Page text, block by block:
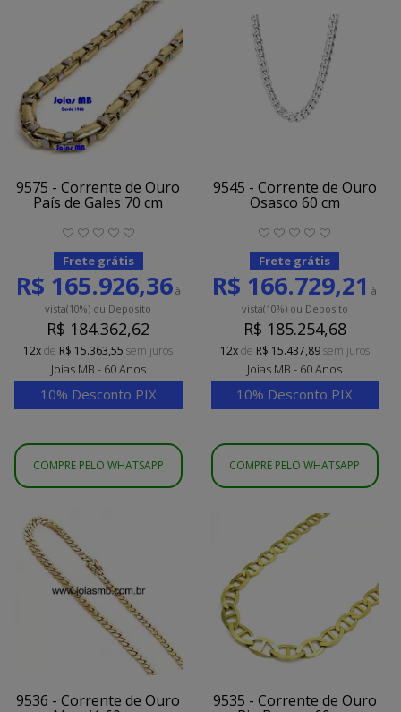
9575 - Corrente de Ouro
País de Gales 70 cm
Frete grátis
R$ 165.926,36à
vista(10%) ou Deposito
R$ 184.362,62
12xde R$ 15.363,55 sem juros
Joias MB - 60 Anos
10% Desconto PIX
COMPRE PELO WHATSAPP
9545 - Corrente de Ouro
Osasco 60 cm
Frete grátis
R$ 166.729,21 à
vista(10%)ou Deposito
R$ 185.254,68
12xde R$ 15.437,89sem juros
Joias MB - 60 Anos
10% Desconto PIX
COMPRE PELO WHATSAPP
9536 - Corrente de Ouro 9535 - Corrente de Ouro